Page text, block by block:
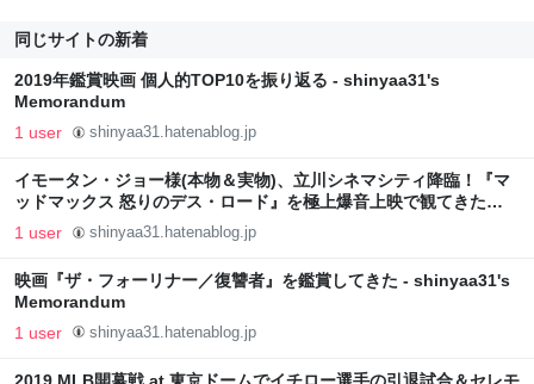
同じサイトの新着
2019年鑑賞映画 個人的TOP10を振り返る - shinyaa31's
Memorandum
1 user shinyaa31.hatenablog.jp
イモータン・ジョー様(本物＆実物)、立川シネマシティ降臨！『マ
ッドマックス 怒りのデス・ロード』を極上爆音上映で観てきた
(V22) - shinyaa31's Memorandum
1 user shinyaa31.hatenablog.jp
映画『ザ・フォーリナー／復讐者』を鑑賞してきた - shinyaa31's
Memorandum
1 user shinyaa31.hatenablog.jp